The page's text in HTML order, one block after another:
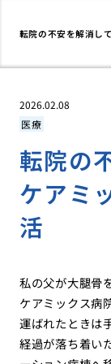
転院の不安を解消し
2026.02.08
医療
転院の
ケアミ
活
私の父が大腿骨
ケアミックス病
運ばれたときは
経過が落ち着い